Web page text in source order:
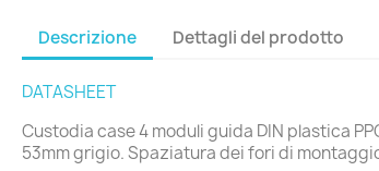
Descrizione Dettagli del prodotto
DATASHEET
Custodia case 4 moduli guida DIN plastica
53mm grigio. Spaziatura dei fori di